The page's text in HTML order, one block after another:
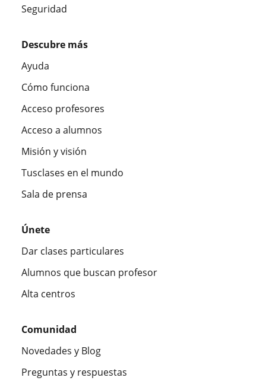
Seguridad
Descubre más
Ayuda
Cómo funciona
Acceso profesores
Acceso a alumnos
Misión y visión
Tusclases en el mundo
Sala de prensa
Únete
Dar clases particulares
Alumnos que buscan profesor
Alta centros
Comunidad
Novedades y Blog
Preguntas y respuestas